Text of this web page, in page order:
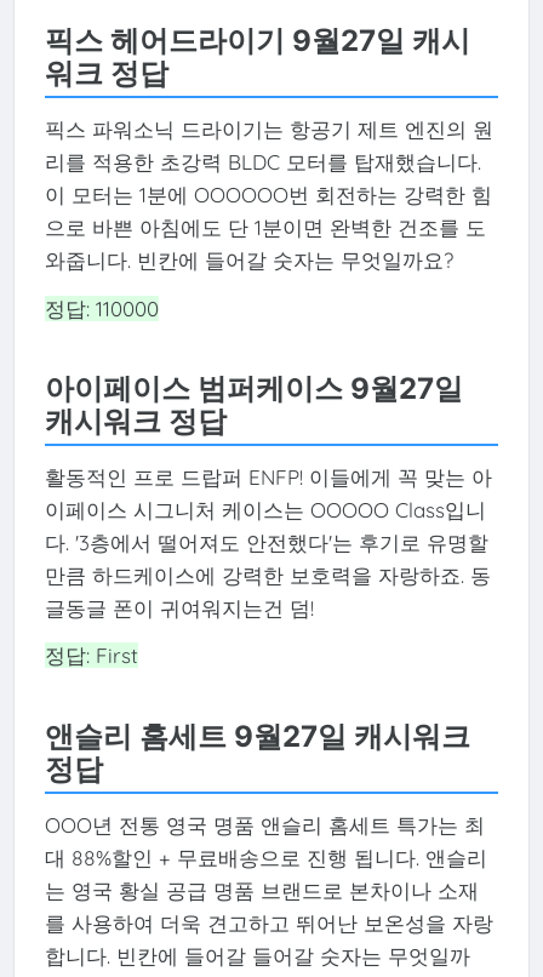
픽스 헤어드라이기 9월27일 캐시
워크 정답
픽스 파워소닉 드라이기는 항공기 제트 엔진의 원
리를 적용한 초강력 BLDC 모터를 탑재했습니다.
이 모터는 1분에 OOOOOO번 회전하는 강력한 힘
으로 바쁜 아침에도 단 1분이면 완벽한 건조를 도
와줍니다. 빈칸에 들어갈 숫자는 무엇일까요?
정답: 110000
아이페이스 범퍼케이스 9월27일
캐시워크 정답
활동적인 프로 드랍퍼 ENFP! 이들에게 꼭 맞는 아
이페이스 시그니처 케이스는 OOOOO Class입니
다. '3층에서 떨어져도 안전했다'는 후기로 유명할
만큼 하드케이스에 강력한 보호력을 자랑하죠. 동
글동글 폰이 귀여워지는건 덤!
정답: First
앤슬리 홈세트 9월27일 캐시워크
정답
OOO년 전통 영국 명품 앤슬리 홈세트 특가는 최
대 88%할인 + 무료배송으로 진행 됩니다. 앤슬리
는 영국 황실 공급 명품 브랜드로 본차이나 소재
를 사용하여 더욱 견고하고 뛰어난 보온성을 자랑
합니다. 빈칸에 들어갈 들어갈 숫자는 무엇일까